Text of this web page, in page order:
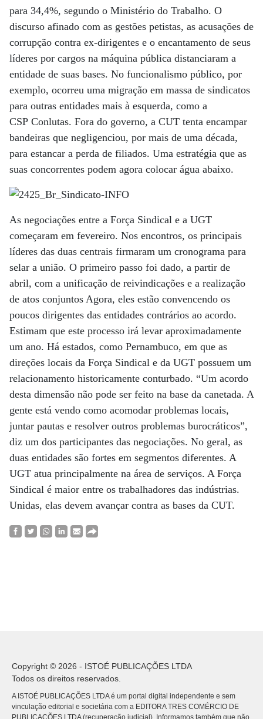
para 34,4%, segundo o Ministério do Trabalho. O
discurso afinado com as gestões petistas, as acusações de
corrupção contra ex-dirigentes e o encantamento de seus
líderes por cargos na máquina pública distanciaram a
entidade de suas bases. No funcionalismo público, por
exemplo, ocorreu uma migração em massa de sindicatos
para outras entidades mais à esquerda, como a
CSP Conlutas. Fora do governo, a CUT tenta encampar
bandeiras que negligenciou, por mais de uma década,
para estancar a perda de filiados. Uma estratégia que as
suas concorrentes podem agora colocar água abaixo.
As negociações entre a Força Sindical e a UGT
começaram em fevereiro. Nos encontros, os principais
líderes das duas centrais firmaram um cronograma para
selar a união. O primeiro passo foi dado, a partir de
abril, com a unificação de reivindicações e a realização
de atos conjuntos Agora, eles estão convencendo os
poucos dirigentes das entidades contrários ao acordo.
Estimam que este processo irá levar aproximadamente
um ano. Há estados, como Pernambuco, em que as
direções locais da Força Sindical e da UGT possuem um
relacionamento historicamente conturbado. “Um acordo
desta dimensão não pode ser feito na base da canetada. A
gente está vendo como acomodar problemas locais,
juntar pautas e resolver outros problemas burocráticos”,
diz um dos participantes das negociações. No geral, as
duas entidades são fortes em segmentos diferentes. A
UGT atua principalmente na área de serviços. A Força
Sindical é maior entre os trabalhadores das indústrias.
Unidas, elas devem avançar contra as bases da CUT.
Copyright © 2026 - ISTOÉ PUBLICAÇÕES LTDA
Todos os direitos reservados.
A ISTOÉ PUBLICAÇÕES LTDA é um portal digital independente e sem
vinculação editorial e societária com a EDITORA TRES COMÉRCIO DE
PUBLICACÕES LTDA (recuperação judicial). Informamos também que não